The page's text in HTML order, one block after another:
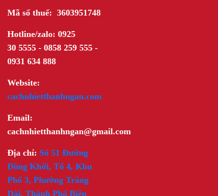
Mã số thuế: 3603951748
Hotline/zalo: 0925
30 5555 - 0858 259 555 -
0931 634 888
Website:
cachnhietthanhngan.com
Email:
cachnhietthanhngan@gmail.com
Địa chỉ: Số 51 Đường
Đồng Khởi, Tổ 4, Khu
Phố 3, Phường Trảng
Dài, Thành Phố Biên